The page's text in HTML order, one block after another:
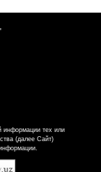
информации тех или
(далее Сайт)